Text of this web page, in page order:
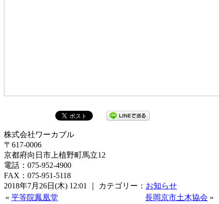
株式会社ワーカブル
〒617-0006
京都府向日市上植野町馬立12
電話：075-952-4900
FAX：075-951-5118
2018年7月26日(木) 12:01 ｜ カテゴリー： お知らせ
« 平等院鳳凰堂 長岡京市土木協会 »